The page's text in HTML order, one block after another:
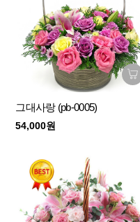
그대사랑 (pb-0005)
54,000원